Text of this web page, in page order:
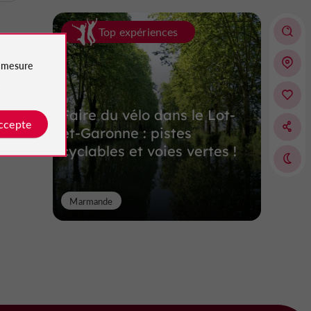
Top expériences
Faire du vélo dans le Lot-
et-Garonne : pistes
cyclables et voies vertes !
Marmande
mesure